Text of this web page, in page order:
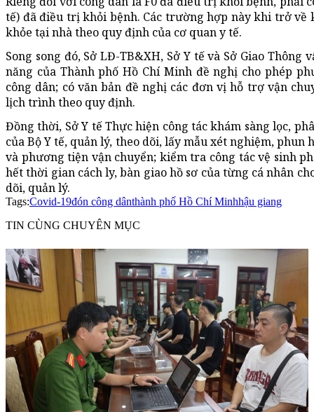
tế) đã điều trị khỏi bệnh. Các trường hợp này khi trở về
khỏe tại nhà theo quy định của cơ quan y tế.
Song song đó, Sở LĐ-TB&XH, Sở Y tế và Sở Giao
năng của Thành phố Hồ Chí Minh đề nghị cho phép
công dân; có văn bản đề nghị các đơn vị hỗ trợ vận
lịch trình theo quy định.
Đồng thời, Sở Y tế Thực hiện công tác khám sàng lọc,
của Bộ Y tế, quản lý, theo dõi, lấy mẫu xét nghiệm,
và phương tiện vận chuyển; kiểm tra công tác vệ sinh
hết thời gian cách ly, bàn giao hồ sơ của từng cá nhân
dõi, quản lý.
Tags:Covid-19đón công dânthành phố Hồ Chí Minhhậu giang
TIN CÙNG CHUYÊN MỤC